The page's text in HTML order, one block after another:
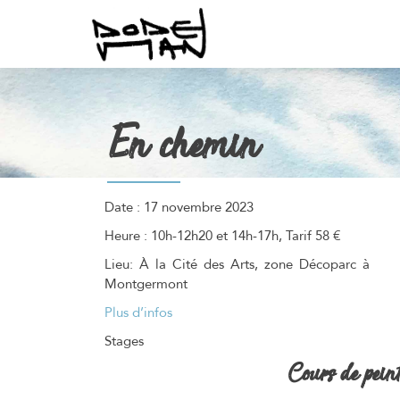
En chemin
Date : 17 novembre 2023
Heure : 10h-12h20 et 14h-17h, Tarif 58 €
Lieu: À la Cité des Arts, zone Décoparc à
Montgermont
Plus d’infos
Stages
Cours de